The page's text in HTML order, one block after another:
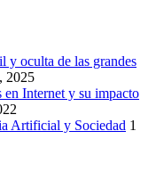
y oculta de las grandes
2025
Internet y su impacto
Artificial y Sociedad 1